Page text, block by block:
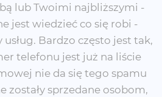
lub Twoimi najbliższymi -
jest wiedzieć co się robi -
Bardzo często jest tak,
telefonu jest już na liście
nie da się tego spamu
zostały sprzedane osobom,